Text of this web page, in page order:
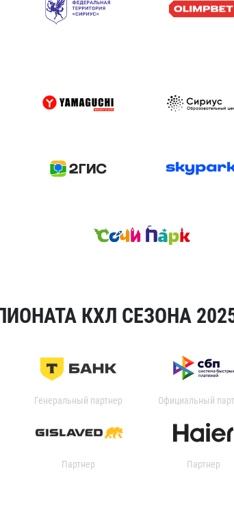
КХЛ СЕЗОНА
Генеральный партнер Официальный
Партнер Партнер